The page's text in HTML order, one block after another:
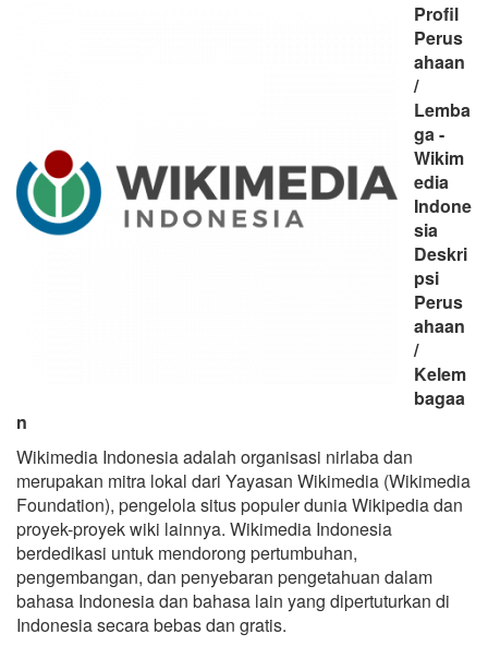
Profil
Perus
ahaan
/
Lemba
ga -
Wikim
edia
Indone
sia
Deskri
psi
Perus
ahaan
/
Kelem
bagaa
n
Wikimedia Indonesia adalah organisasi nirlaba dan
merupakan mitra lokal dari Yayasan Wikimedia (Wikimedia
Foundation), pengelola situs populer dunia Wikipedia dan
proyek-proyek wiki lainnya. Wikimedia Indonesia
berdedikasi untuk mendorong pertumbuhan,
pengembangan, dan penyebaran pengetahuan dalam
bahasa Indonesia dan bahasa lain yang dipertuturkan di
Indonesia secara bebas dan gratis.